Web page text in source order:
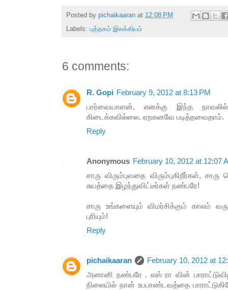
Posted by pichaikaaran at 12:08 PM
Labels: புத்தகம் இலக்கியம்
6 comments:
R. Gopi February 9, 2012 at 8:13 PM
பார்வையாளன், எனக்கு இந்த
கிடைக்கவில்லை. ஏறகனவே படித்தவைதாம்.
Reply
Anonymous February 10, 2012 at 12:07
சாரு விரும்புவதை விரும்புகிறீர்கள்,
சுயத்தை இழந்துவிட்டீர்கள் நண்பரே!
சாரு உங்களையும் விமர்சிக்கும் காலம்
புரியும்!
Reply
pichaikaaran
February 10, 2012 at
அனானி நண்பரே . எஸ் ரா வின்
நிலையில் நான் உபபாண்டவத்தை